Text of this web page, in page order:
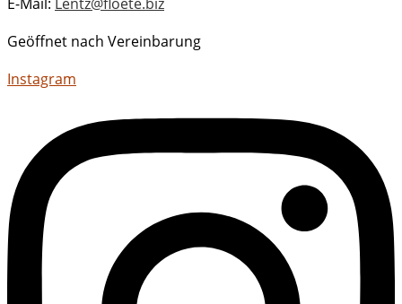
Geöffnet nach Vereinbarung
Instagram